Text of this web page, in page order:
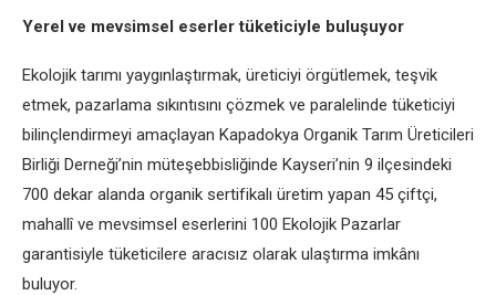
Yerel ve mevsimsel eserler tüketiciyle buluşuyor
Ekolojik tarımı yaygınlaştırmak, üreticiyi örgütlemek, teşvik
etmek, pazarlama sıkıntısını çözmek ve paralelinde tüketiciyi
bilinçlendirmeyi amaçlayan Kapadokya Organik Tarım Üreticileri
Birliği Derneği’nin müteşebbisliğinde Kayseri’nin 9 ilçesindeki
700 dekar alanda organik sertifikalı üretim yapan 45 çiftçi,
mahallî ve mevsimsel eserlerini 100 Ekolojik Pazarlar
garantisiyle tüketicilere aracısız olarak ulaştırma imkânı
buluyor.